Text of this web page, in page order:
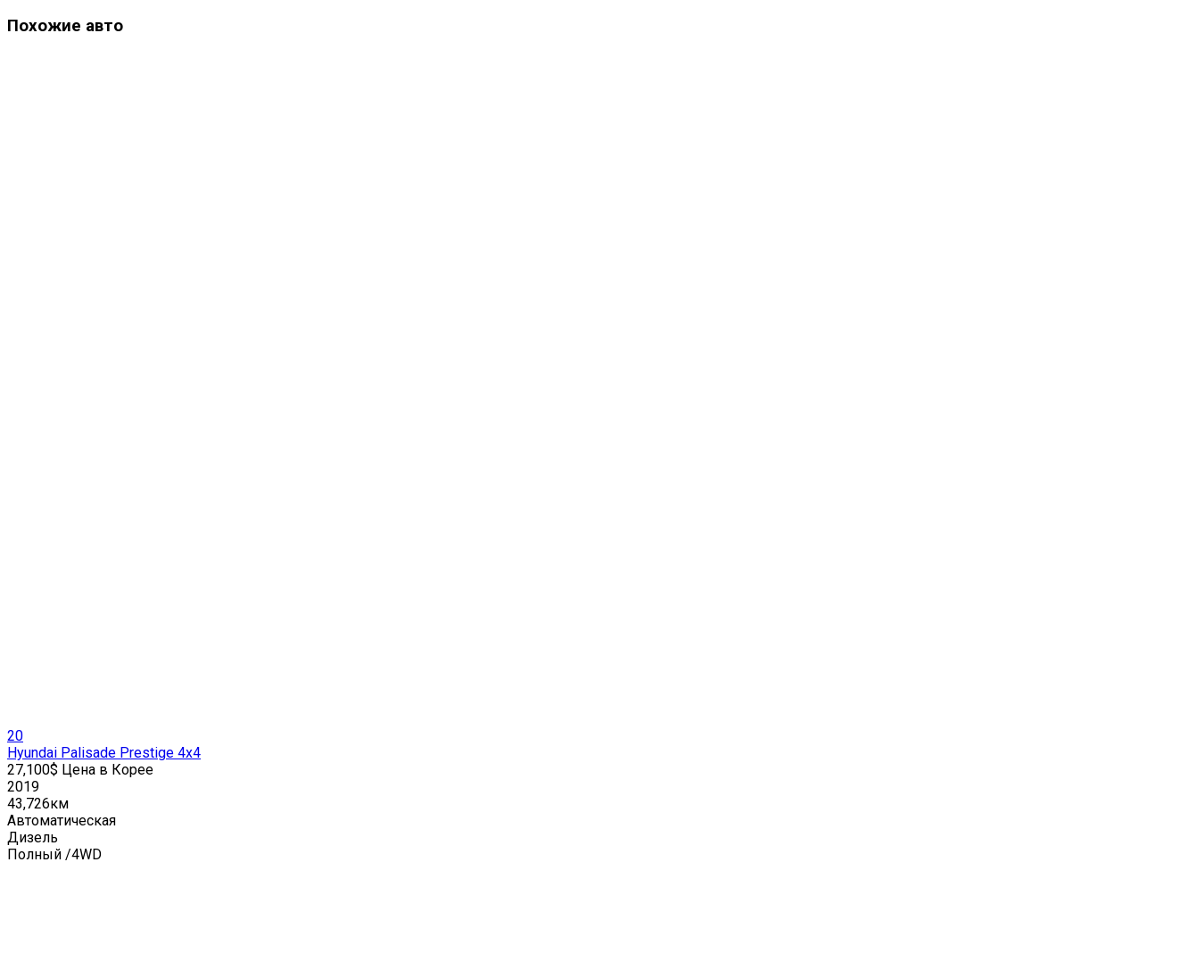
Похожие авто
20
Hyundai Palisade Prestige 4x4
27,100$ Цена в Корее
2019
43,726км
Автоматическая
Дизель
Полный /4WD